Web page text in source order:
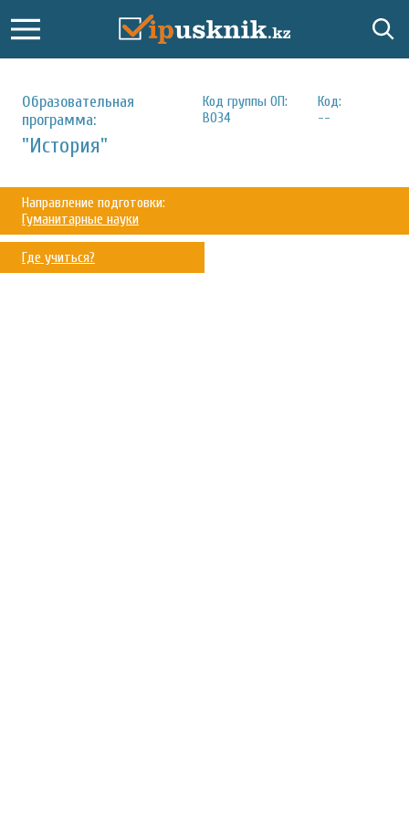
Образовательная
программа:
Код группы ОП:
B034
Код:
--
"История"
Направление подготовки:
Гуманитарные науки
Где учиться?